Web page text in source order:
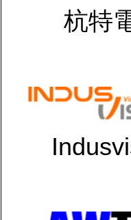
杭特